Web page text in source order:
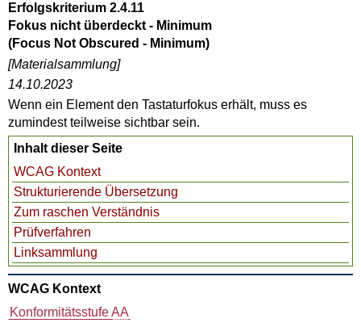
Erfolgskriterium 2.4.11
Fokus nicht überdeckt - Minimum
(Focus Not Obscured - Minimum)
[Materialsammlung]
14.10.2023
Wenn ein Element den Tastaturfokus erhält, muss es
zumindest teilweise sichtbar sein.
Inhalt dieser Seite
WCAG Kontext
Strukturierende Übersetzung
Zum raschen Verständnis
Prüfverfahren
Linksammlung
WCAG Kontext
KonformitätsstufeAA